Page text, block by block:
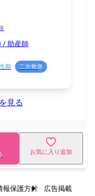
/ 助産師
期
二次救急
見る
お気に入り追加
報保護方針
広告掲載